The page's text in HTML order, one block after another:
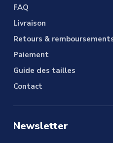
FAQ
Livraison
Retours &
Paiement
Guide des tailles
Contact
Newsletter